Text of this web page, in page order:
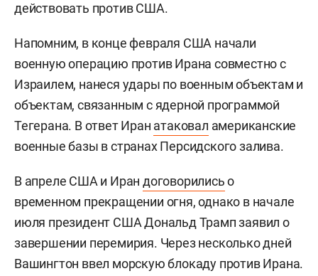
действовать против США.
Напомним, в конце февраля США начали
военную операцию против Ирана совместно с
Израилем, нанеся удары по военным объектам и
объектам, связанным с ядерной программой
Тегерана. В ответ Иран атаковал американские
военные базы в странах Персидского залива.
В апреле США и Ирандоговорилисьо
временном прекращении огня, однако в начале
июля президент США Дональд Трамп заявил о
завершении перемирия. Через несколько дней
Вашингтон ввел морскую блокаду против Ирана.